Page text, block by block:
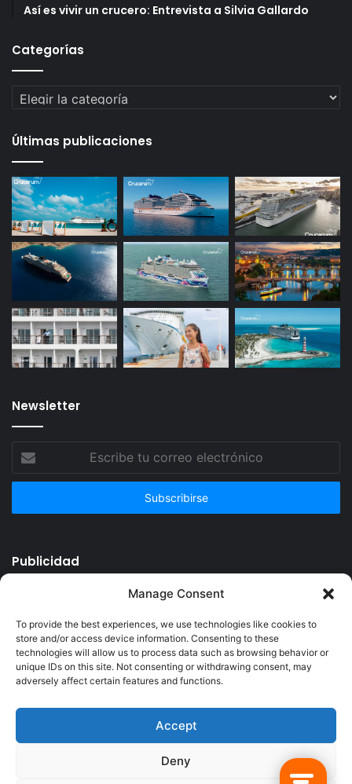
Manage Consent
To provide the best experiences, we use technologies like cookies to
store and/or access device information. Consenting to these
technologies will allow us to process data such as browsing behavior or
unique IDs on this site. Not consenting or withdrawing consent, may
adversely affect certain features and functions.
Accept
Deny
Así es vivir un crucero: Entrevista a Silvia Gallardo
Categorías
Categorías
Últimas publicaciones
Newsletter
correo
Publicidad
© Copyright 2026, Todos los derechos reservados @Crucerum |
Facebook
Twitter Instagram